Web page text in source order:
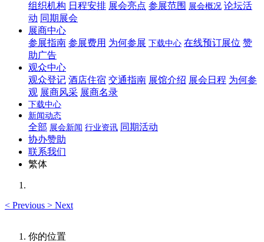
组织机构 日程安排 展会亮点 参展范围 展会概况 论坛活
动 同期展会
展商中心
参展指南 参展费用 为何参展 下载中心 在线预订展位 赞
助广告
观众中心
观众登记 酒店住宿 交通指南 展馆介绍 展会日程 为何参
观 展商风采 展商名录
下载中心
新闻动态
全部 展会新闻 行业资讯 同期活动
协办赞助
联系我们
繁体
< Previous > Next
你的位置